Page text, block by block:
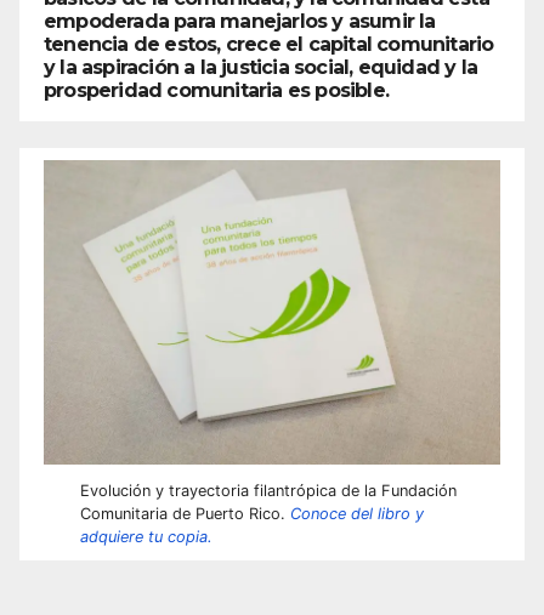
empoderada para manejarlos y asumir la
tenencia de estos, crece el capital comunitario
y la aspiración a la justicia social, equidad y la
prosperidad comunitaria es posible.
Evolución y trayectoria filantrópica de la Fundación
Comunitaria de Puerto Rico. Conoce del libro y
adquiere tu copia.